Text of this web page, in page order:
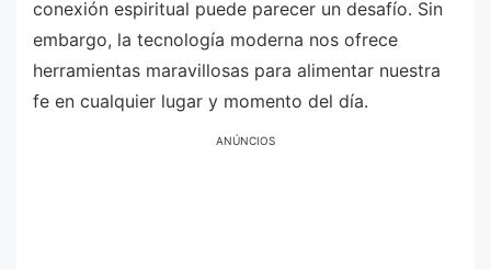
conexión espiritual puede parecer un desafío. Sin
embargo, la tecnología moderna nos ofrece
herramientas maravillosas para alimentar nuestra
fe en cualquier lugar y momento del día.
ANÚNCIOS